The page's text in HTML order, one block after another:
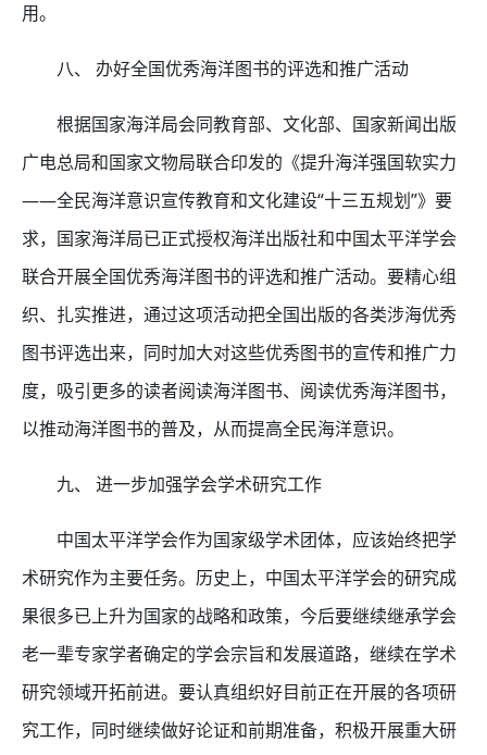
用。
八、 办好全国优秀海洋图书的评选和推广活动
根据国家海洋局会同教育部、文化部、国家新闻出版
广电总局和国家文物局联合印发的《提升海洋强国软实力
——全民海洋意识宣传教育和文化建设“十三五规划”》要
求，国家海洋局已正式授权海洋出版社和中国太平洋学会
联合开展全国优秀海洋图书的评选和推广活动。要精心组
织、扎实推进，通过这项活动把全国出版的各类涉海优秀
图书评选出来，同时加大对这些优秀图书的宣传和推广力
度，吸引更多的读者阅读海洋图书、阅读优秀海洋图书，
以推动海洋图书的普及，从而提高全民海洋意识。
九、 进一步加强学会学术研究工作
中国太平洋学会作为国家级学术团体，应该始终把学
术研究作为主要任务。历史上，中国太平洋学会的研究成
果很多已上升为国家的战略和政策，今后要继续继承学会
老一辈专家学者确定的学会宗旨和发展道路，继续在学术
研究领域开拓前进。要认真组织好目前正在开展的各项研
究工作，同时继续做好论证和前期准备，积极开展重大研